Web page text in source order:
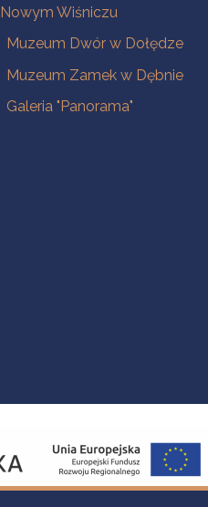
Nowym Wiśniczu
Muzeum Dwór w Dołędze
Muzeum Zamek w Dębnie
Galeria "Panorama"